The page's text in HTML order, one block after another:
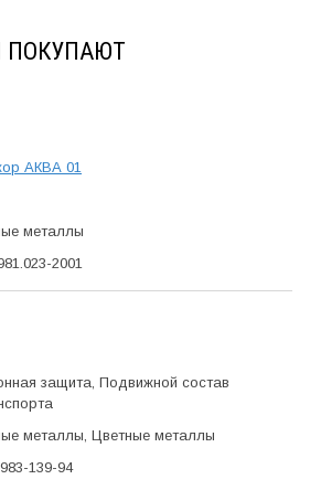
ПОКУПАЮТ
АКВА 01
металлы
2001
защита, Подвижной состав
металлы, Цветные металлы
139-94